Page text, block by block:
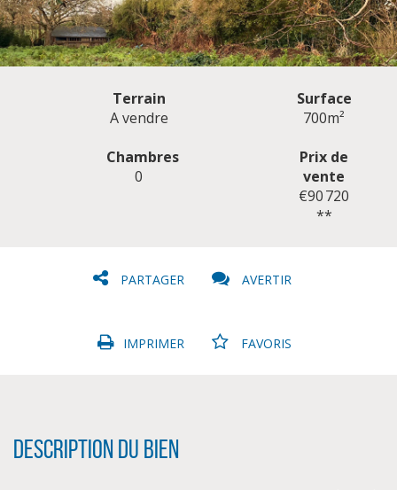
Terrain
A vendre
Surface
700m²
Chambres
0
Prix de
vente
€90 720
**
PARTAGER AVERTIR
IMPRIMER FAVORIS
Description du bien